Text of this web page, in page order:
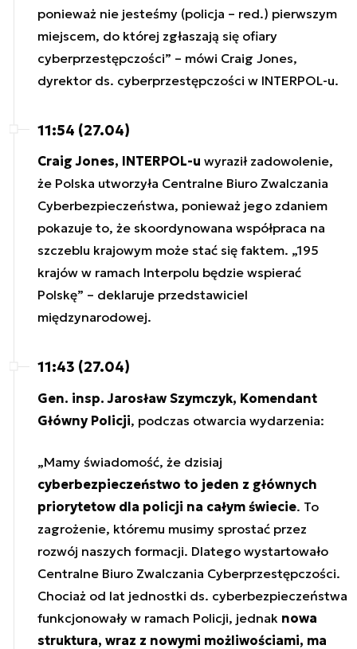
ponieważ nie jesteśmy (policja – red.) pierwszym
miejscem, do której zgłaszają się ofiary
cyberprzestępczości” – mówi Craig Jones,
dyrektor ds. cyberprzestępczości w INTERPOL-u.
11:54 (27.04)
Craig Jones, INTERPOL-u wyraził zadowolenie,
że Polska utworzyła Centralne Biuro Zwalczania
Cyberbezpieczeństwa, ponieważ jego zdaniem
pokazuje to, że skoordynowana współpraca na
szczeblu krajowym może stać się faktem. „195
krajów w ramach Interpolu będzie wspierać
Polskę” – deklaruje przedstawiciel
międzynarodowej.
11:43 (27.04)
Gen. insp. Jarosław Szymczyk, Komendant
Główny Policji, podczas otwarcia wydarzenia:
„Mamy świadomość, że dzisiaj
cyberbezpieczeństwo to jeden z głównych
priorytetow dla policji na całym świecie. To
zagrożenie, któremu musimy sprostać przez
rozwój naszych formacji. Dlatego wystartowało
Centralne Biuro Zwalczania Cyberprzestępczości.
Chociaż od lat jednostki ds. cyberbezpieczeństwa
funkcjonowały w ramach Policji, jednak nowa
struktura, wraz z nowymi możliwościami, ma